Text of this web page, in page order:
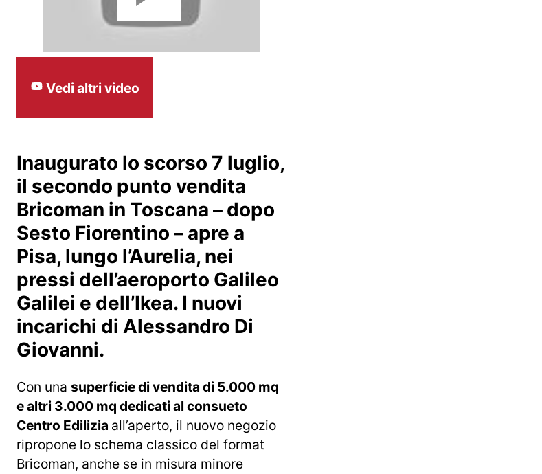
Vedi altri video
Inaugurato lo scorso 7 luglio,
il secondo punto vendita
Bricoman in Toscana – dopo
Sesto Fiorentino – apre a
Pisa, lungo l’Aurelia, nei
pressi dell’aeroporto Galileo
Galilei e dell’Ikea. I nuovi
incarichi di Alessandro Di
Giovanni.
Con una superficie di vendita di 5.000 mq
e altri 3.000 mq dedicati al consueto
Centro Edilizia all’aperto, il nuovo negozio
ripropone lo schema classico del format
Bricoman, anche se in misura minore